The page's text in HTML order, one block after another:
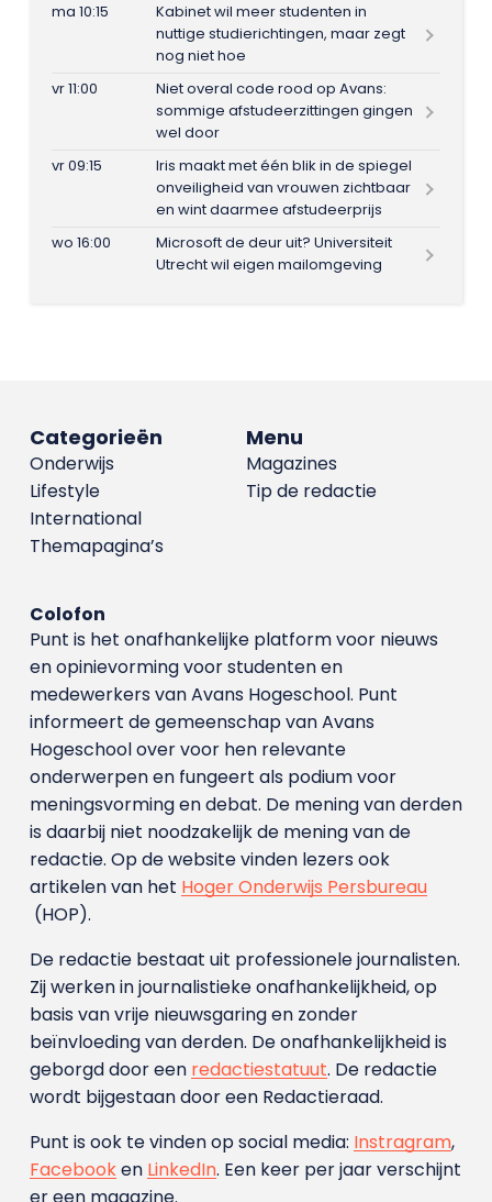
ma 10:15
Kabinet wil meer studenten in
nuttige studierichtingen, maar zegt
nog niet hoe
vr 11:00
Niet overal code rood op Avans:
sommige afstudeerzittingen gingen
wel door
vr 09:15
Iris maakt met één blik in de spiegel
onveiligheid van vrouwen zichtbaar
en wint daarmee afstudeerprijs
wo 16:00
Microsoft de deur uit? Universiteit
Utrecht wil eigen mailomgeving
Menu
Magazines
Tip de redactie
Categorieën
Onderwijs
Lifestyle
International
Themapagina’s
Colofon
Punt is het onafhankelijke platform voor nieuws
en opinievorming voor studenten en
medewerkers van Avans Hoge­school. Punt
informeert de gemeenschap van Avans
Hogeschool over voor hen relevante
onderwerpen en fungeert als podium voor
meningsvorming en debat. De mening van derden
is daarbij niet noodzakelijk de mening van de
redactie. Op de website vinden lezers ook
artikelen van het Hoger Onderwijs Persbureau
(HOP).
De redactie bestaat uit professionele journalisten.
Zij werken in journalistieke onafhankelijkheid, op
basis van vrije nieuwsgaring en zonder
beïnvloeding van derden. De onafhankelijkheid is
geborgd door een redactiestatuut. De redactie
wordt bijgestaan door een Redactieraad.
Punt is ook te vinden op social media: Instragram,
Facebooken LinkedIn. Een keer per jaar verschijnt
er een magazine.